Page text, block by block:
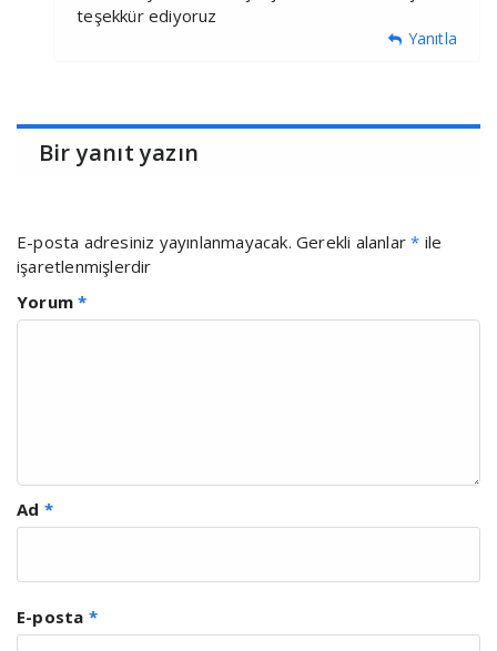
teşekkür ediyoruz
Yanıtla
Bir yanıt yazın
E-posta adresiniz yayınlanmayacak. Gerekli alanlar* ile
işaretlenmişlerdir
Yorum*
Ad *
E-posta *